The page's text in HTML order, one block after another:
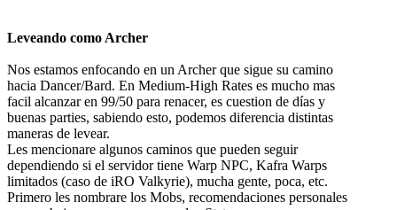
Leveando como Archer
Nos estamos enfocando en un Archer que sigue su camino
hacia Dancer/Bard. En Medium-High Rates es mucho mas
facil alcanzar en 99/50 para renacer, es cuestion de días y
buenas parties, sabiendo esto, podemos diferencia distintas
maneras de levear.
Les mencionare algunos caminos que pueden seguir
dependiendo si el servidor tiene Warp NPC, Kafra Warps
limitados (caso de iRO Valkyrie), mucha gente, poca, etc.
Primero les nombrare los Mobs, recomendaciones personales